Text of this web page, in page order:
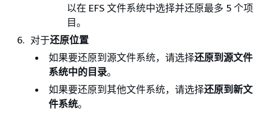
以在 EFS 文件系统中选择并还原最多 5 个项
目。
对于还原位置
如果要还原到源文件系统，请选择还原到源文件
系统中的目录。
如果要还原到其他文件系统，请选择还原到新文
件系统。